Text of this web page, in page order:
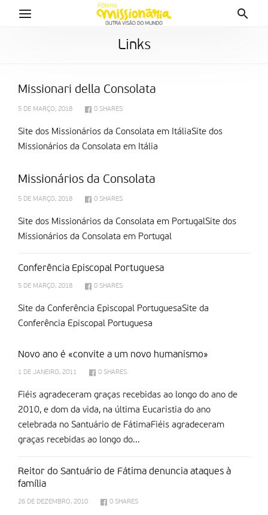
Links
Missionari della Consolata
5 DE MARÇO, 2018 0 SHARES
Site dos Missionários da Consolata em ItáliaSite dos
Missionários da Consolata em Itália
Missionários da Consolata
5 DE MARÇO, 2018 0 SHARES
Site dos Missionários da Consolata em PortugalSite dos
Missionários da Consolata em Portugal
Conferência Episcopal Portuguesa
5 DE MARÇO, 2018 0 SHARES
Site da Conferência Episcopal PortuguesaSite da
Conferência Episcopal Portuguesa
Novo ano é «convite a um novo humanismo»
1 DE JANEIRO, 2011 0 SHARES
Fiéis agradeceram graças recebidas ao longo do ano de
2010, e dom da vida, na última Eucaristia do ano
celebrada no Santuário de FátimaFiéis agradeceram
graças recebidas ao longo do...
Reitor do Santuário de Fátima denuncia ataques à
família
26 DE DEZEMBRO, 2010 0 SHARES